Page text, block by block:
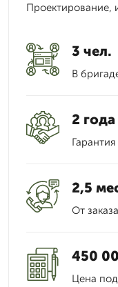
Проектирование,
3 чел.
В
2 года
2,5
От
450
Цена